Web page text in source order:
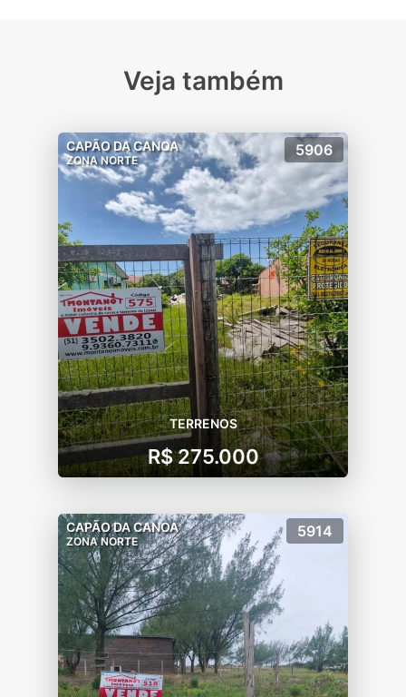
Veja também
CAPÃO DA CANOA
ZONA NORTE
5906
TERRENOS
R$ 275.000
CAPÃO DA CANOA
ZONA NORTE
5914